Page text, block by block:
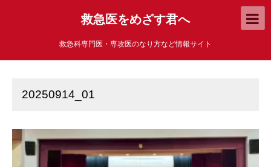
救急医をめざす君へ
救急科専門医・専攻医のなり方など情報サイト
20250914_01